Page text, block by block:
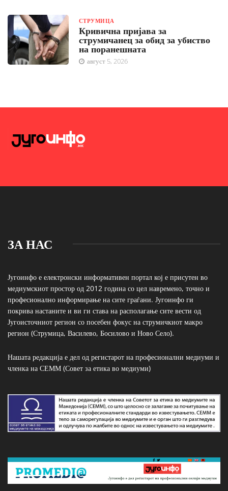
СТРУМИЦА
Кривична пријава за
струмичанец за обид за убиство
на поранешната
август 5, 2026
ЗА НАС
Југоинфо е електронски информативен портал кој е присутен во
медиумскиот простор од 2012 година со цел навремено, точно и
професионално информирање на сите граѓани. Југоинфо ги
покрива настаните и ви ги става на располагање сите вести од
Југоисточниот регион со посебен фокус на струмичкиот макро
регион (Струмица, Василево, Босилово и Ново Село).
Нашата редакција е дел од регистарот на професионални медиуми и
членка на СЕММ (Совет за етика во медиуми)